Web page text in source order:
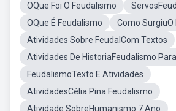
OQue Foi O Feudalismo
OQue É Feudalismo
Como SurgiuO
Atividades Sobre FeudalCom Textos
Atividades De HistoriaFeudalismo
FeudalismoTexto E Atividades
AtividadesCélia Pina Feudalismo
Atividade SobreHumanismo 7 Ano